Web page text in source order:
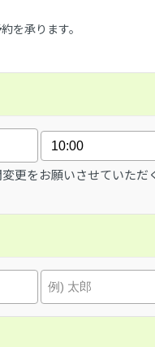
を承ります。
更をお願いさせていただ